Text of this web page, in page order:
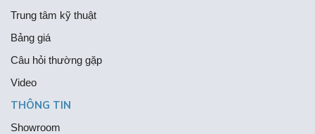
Trung tâm kỹ thuật
Bảng giá
Câu hỏi thường gặp
Video
THÔNG TIN
Showroom